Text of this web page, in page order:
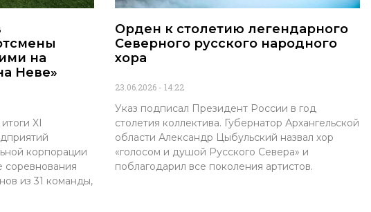
на
Неве»
XI
корпорации
соревнования
из 31 команды,
Орден к столетию легендарного
Северного русского народного
хора
23.06.2026 14:22
Указ подписал Президент России в год
столетия коллектива. Губернатор Архангельской
области Александр Цыбульский назвал хор
«голосом и душой Русского Севера» и
поблагодарил все поколения артистов.